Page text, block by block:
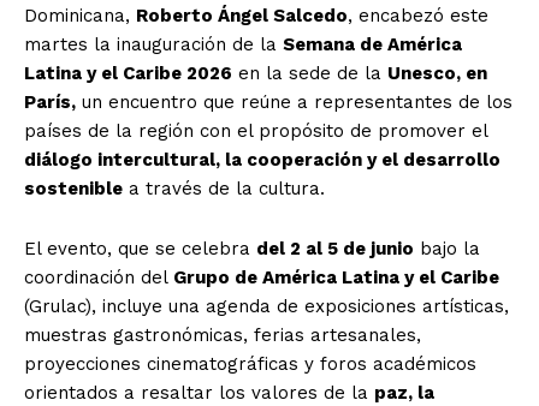
Dominicana, Roberto Ángel Salcedo, encabezó este
martes la inauguración de la Semana de América
Latina y el Caribe 2026 en la sede de la Unesco, en
París, un encuentro que reúne a representantes de los
países de la región con el propósito de promover el
diálogo intercultural, la cooperación y el desarrollo
sostenible a través de la cultura.
El evento, que se celebra del 2 al 5 de junio bajo la
coordinación del Grupo de América Latina y el Caribe
(Grulac), incluye una agenda de exposiciones artísticas,
muestras gastronómicas, ferias artesanales,
proyecciones cinematográficas y foros académicos
orientados a resaltar los valores de la paz, la